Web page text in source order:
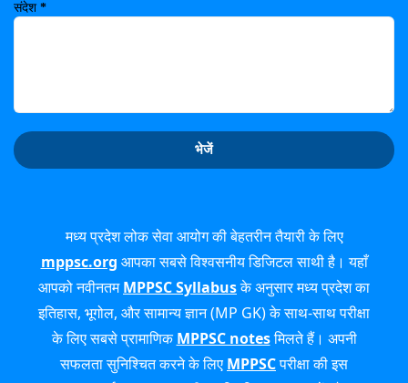
संदेश *
मध्य प्रदेश लोक सेवा आयोग की बेहतरीन तैयारी के लिए
mppsc.org आपका सबसे विश्वसनीय डिजिटल साथी है। यहाँ
आपको नवीनतमMPPSC Syllabusके अनुसार मध्य प्रदेश का
इतिहास, भूगोल, और सामान्य ज्ञान (MP GK) के साथ-साथ परीक्षा
के लिए सबसे प्रामाणिकMPPSC notesमिलते हैं। अपनी
सफलता सुनिश्चित करने के लिए MPPSCपरीक्षा की इस